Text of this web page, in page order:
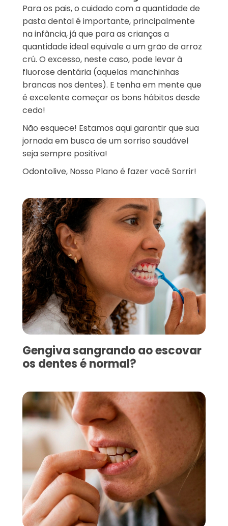
Para os pais, o cuidado com a quantidade de
pasta dental é importante, principalmente
na infância, já que para as crianças a
quantidade ideal equivale a um grão de arroz
crú. O excesso, neste caso, pode levar à
fluorose dentária (aquelas manchinhas
brancas nos dentes). E tenha em mente que
é excelente começar os bons hábitos desde
cedo!
Não esquece! Estamos aqui garantir que sua
jornada em busca de um sorriso saudável
seja sempre positiva!
Odontolive, Nosso Plano é fazer você Sorrir!
Gengiva sangrando ao escovar
os dentes é normal?